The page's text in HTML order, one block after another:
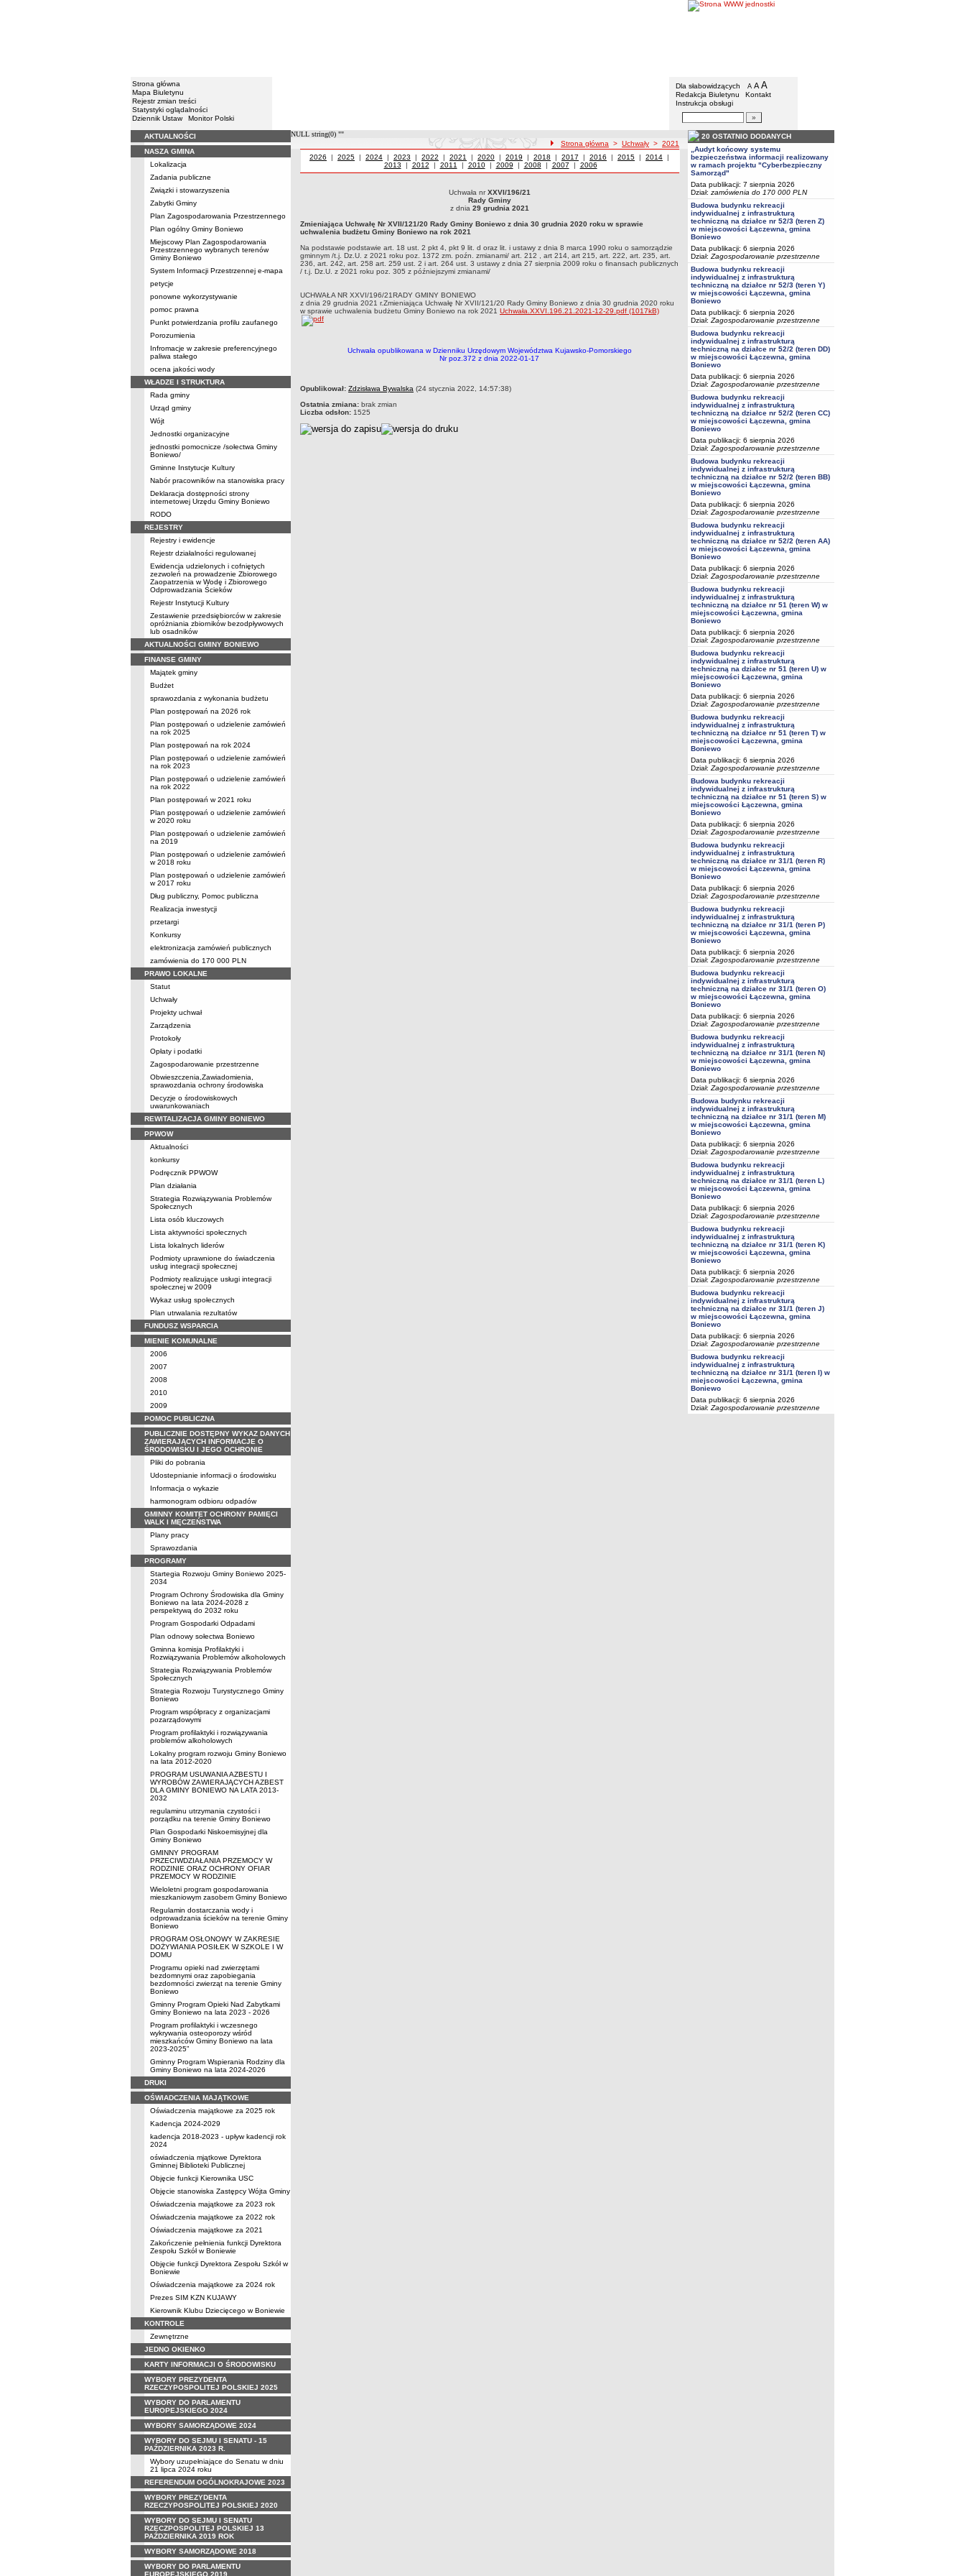
Strona główna
Mapa Biuletynu
Rejestr zmian treści
Statystyki oglądalności
Dziennik Ustaw
Monitor Polski
Urząd Gminy w Boniewie
Menu dodatkowe
Dla słabowidzących A pomniejsz czcionkę
A standardowy rozmiar czcionki
A
Redakcja Biuletynu
Kontakt
Instrukcja obsługi
Wyszukiwarka artykułów
Menu
AKTUALNOŚCI
NASZA GMINA
Lokalizacja
Zadania publiczne
Związki i stowarzyszenia
Zabytki Gminy
Plan Zagospodarowania Przestrzennego
Plan ogólny Gminy Boniewo
Miejscowy Plan Zagospodarowania
Przestrzennego wybranych terenów
Gminy Boniewo
System Informacji Przestrzennej e-mapa
petycje
ponowne wykorzystywanie
pomoc prawna
Punkt potwierdzania profilu zaufanego
Porozumienia
Infromacje w zakresie preferencyjnego
paliwa stałego
ocena jakości wody
WŁADZE I STRUKTURA
Rada gminy
Urząd gminy
Wójt
Jednostki organizacyjne
jednostki pomocnicze /sołectwa Gminy
Boniewo/
Gminne Instytucje Kultury
Nabór pracowników na stanowiska pracy
Deklaracja dostępności strony
internetowej Urzędu Gminy Boniewo
RODO
REJESTRY
Rejestry i ewidencje
Rejestr działalności regulowanej
Ewidencja udzielonych i cofniętych
zezwoleń na prowadzenie Zbiorowego
Zaopatrzenia w Wodę i Zbiorowego
Odprowadzania Ścieków
Rejestr Instytucji Kultury
Zestawienie przedsiębiorców w zakresie
opróżniania zbiorników bezodpływowych
lub osadników
AKTUALNOŚCI GMINY BONIEWO
FINANSE GMINY
Majątek gminy
Budżet
sprawozdania z wykonania budżetu
Plan postępowań na 2026 rok
Plan postępowań o udzielenie zamówień
na rok 2025
Plan postępowań na rok 2024
Plan postępowań o udzielenie zamówień
na rok 2023
Plan postępowań o udzielenie zamówień
na rok 2022
Plan postępowań w 2021 roku
Plan postępowań o udzielenie zamówień
w 2020 roku
Plan postępowań o udzielenie zamówień
na 2019
Plan postępowań o udzielenie zamówień
w 2018 roku
Plan postępowań o udzielenie zamówień
w 2017 roku
Dług publiczny, Pomoc publiczna
Realizacja inwestycji
przetargi
Konkursy
elektronizacja zamówień publicznych
zamówienia do 170 000 PLN
PRAWO LOKALNE
Statut
Uchwały
Projekty uchwał
Zarządzenia
Protokoły
Opłaty i podatki
Zagospodarowanie przestrzenne
Obwieszczenia,Zawiadomienia,
sprawozdania ochrony środowiska
Decyzje o środowiskowych
uwarunkowaniach
REWITALIZACJA GMINY BONIEWO
PPWOW
Aktualności
konkursy
Podręcznik PPWOW
Plan działania
Strategia Rozwiązywania Problemów
Społecznych
Lista osób kluczowych
Lista aktywności społecznych
Lista lokalnych liderów
Podmioty uprawnione do świadczenia
usług integracji społecznej
Podmioty realizujące usługi integracji
społecznej w 2009
Wykaz usług społecznych
Plan utrwalania rezultatów
FUNDUSZ WSPARCIA
MIENIE KOMUNALNE
2006
2007
2008
2010
2009
POMOC PUBLICZNA
PUBLICZNIE DOSTĘPNY WYKAZ DANYCH
ZAWIERAJĄCYCH INFORMACJE O
ŚRODOWISKU I JEGO OCHRONIE
Pliki do pobrania
Udostepnianie informacji o środowisku
Informacja o wykazie
harmonogram odbioru odpadów
GMINNY KOMITET OCHRONY PAMIĘCI
WALK I MĘCZEŃSTWA
Plany pracy
Sprawozdania
PROGRAMY
Startegia Rozwoju Gminy Boniewo 2025-
2034
Program Ochrony Środowiska dla Gminy
Boniewo na lata 2024-2028 z
perspektywą do 2032 roku
Program Gospodarki Odpadami
Plan odnowy sołectwa Boniewo
Gminna komisja Profilaktyki i
Rozwiązywania Problemów alkoholowych
Strategia Rozwiązywania Problemów
Społecznych
Strategia Rozwoju Turystycznego Gminy
Boniewo
Program współpracy z organizacjami
pozarządowymi
Program profilaktyki i rozwiązywania
problemów alkoholowych
Lokalny program rozwoju Gminy Boniewo
na lata 2012-2020
PROGRAM USUWANIA AZBESTU I
WYROBÓW ZAWIERAJĄCYCH AZBEST
DLA GMINY BONIEWO NA LATA 2013-
2032
regulaminu utrzymania czystości i
porządku na terenie Gminy Boniewo
Plan Gospodarki Niskoemisyjnej dla
Gminy Boniewo
GMINNY PROGRAM
PRZECIWDZIAŁANIA PRZEMOCY W
RODZINIE ORAZ OCHRONY OFIAR
PRZEMOCY W RODZINIE
Wieloletni program gospodarowania
mieszkaniowym zasobem Gminy Boniewo
Regulamin dostarczania wody i
odprowadzania ścieków na terenie Gminy
Boniewo
PROGRAM OSŁONOWY W ZAKRESIE
DOŻYWIANIA POSIŁEK W SZKOLE I W
DOMU
Programu opieki nad zwierzętami
bezdomnymi oraz zapobiegania
bezdomności zwierząt na terenie Gminy
Boniewo
Gminny Program Opieki Nad Zabytkami
Gminy Boniewo na lata 2023 - 2026
Program profilaktyki i wczesnego
wykrywania osteoporozy wśród
mieszkańców Gminy Boniewo na lata
2023-2025”
Gminny Program Wspierania Rodziny dla
Gminy Boniewo na lata 2024-2026
DRUKI
OŚWIADCZENIA MAJĄTKOWE
Oświadczenia majątkowe za 2025 rok
Kadencja 2024-2029
kadencja 2018-2023 - upływ kadencji rok
2024
oświadczenia mjątkowe Dyrektora
Gminnej Biblioteki Publicznej
Objęcie funkcji Kierownika USC
Objęcie stanowiska Zastępcy Wójta Gminy
Oświadczenia majątkowe za 2023 rok
Oświadczenia majątkowe za 2022 rok
Oświadczenia majątkowe za 2021
Zakończenie pełnienia funkcji Dyrektora
Zespołu Szkół w Boniewie
Objęcie funkcji Dyrektora Zespołu Szkół w
Boniewie
Oświadczenia majątkowe za 2024 rok
Prezes SIM KZN KUJAWY
Kierownik Klubu Dziecięcego w Boniewie
KONTROLE
Zewnętrzne
JEDNO OKIENKO
KARTY INFORMACJI O ŚRODOWISKU
WYBORY PREZYDENTA
RZECZYPOSPOLITEJ POLSKIEJ 2025
WYBORY DO PARLAMENTU
EUROPEJSKIEGO 2024
WYBORY SAMORZĄDOWE 2024
WYBORY DO SEJMU I SENATU - 15
PAŹDZIERNIKA 2023 R.
Wybory uzupełniające do Senatu w dniu
21 lipca 2024 roku
REFERENDUM OGÓLNOKRAJOWE 2023
WYBORY PREZYDENTA
RZECZYPOSPOLITEJ POLSKIEJ 2020
WYBORY DO SEJMU I SENATU
RZECZPOSPOLITEJ POLSKIEJ 13
PAŹDZIERNIKA 2019 ROK
WYBORY SAMORZĄDOWE 2018
WYBORY DO PARLAMENTU
EUROPEJSKIEGO 2019
NULL string(0) ""
ścieżka nawigacji
Strona główna > Uchwały > 2021
Uchwały z roku
2026 | Uchwały z roku
2025 | Uchwały z roku
2024 | Uchwały z roku
2023 | Uchwały z roku
2022 | Uchwały z roku
2021 | Uchwały z roku
2020 | Uchwały z roku
2019 | Uchwały z roku
2018 | Uchwały z roku
2017 | Uchwały z roku
2016 | Uchwały z roku
2015 | Uchwały z roku
2014 |
Uchwały z roku
2013 | Uchwały z roku
2012 | Uchwały z roku
2011 | Uchwały z roku
2010| Uchwały z roku
2009 | Uchwały z roku
2008 | Uchwały z roku
2007 | Uchwały z roku
2006
Uchwała nr XXVI/196/21Rady Gminyz dnia 29 grudnia 2021Zmieniająca Uchwałę Nr XVII/121/20 Rady Gminy Boniewo z dnia 30 grudnia 2020 roku w sprawie uchwalenia budżetu
Gminy Boniewo na rok 2021Na podstawie podstawie art. 18 ust. 2 pkt 4, pkt 9 lit. d oraz lit. i ustawy z dnia 8 marca 1990 roku o samorządzie gminnym /t.j. Dz.U. z 2021 roku poz.
1372 zm. poźn. zmianami/ art. 212 , art 214, art 215, art. 222, art. 235, art. 236, art. 242, art. 258 art. 259 ust. 2 i art. 264 ust. 3 ustawy z dnia 27 sierpnia 2009 roku o finansach
publicznych / t.j. Dz.U. z 2021 roku poz. 305 z późniejszymi zmianami/
Uchwała nrXXVI/196/21
Rady Gminy
z dnia 29 grudnia 2021
Zmieniająca Uchwałę Nr XVII/121/20 Rady Gminy Boniewo z dnia 30 grudnia 2020 roku w sprawie
uchwalenia budżetu Gminy Boniewo na rok 2021
Na podstawie podstawie art. 18 ust. 2 pkt 4, pkt 9 lit. d oraz lit. i ustawy z dnia 8 marca 1990 roku o samorządzie
gminnym /t.j. Dz.U. z 2021 roku poz. 1372 zm. poźn. zmianami/ art. 212 , art 214, art 215, art. 222, art. 235, art.
236, art. 242, art. 258 art. 259 ust. 2 i art. 264 ust. 3 ustawy z dnia 27 sierpnia 2009 roku o finansach publicznych
/ t.j. Dz.U. z 2021 roku poz. 305 z późniejszymi zmianami/
UCHWAŁA NR XXVI/196/21RADY GMINY BONIEWO
z dnia 29 grudnia 2021 r.Zmieniająca Uchwałę Nr XVII/121/20 Rady Gminy Boniewo z dnia 30 grudnia 2020 roku
w sprawie uchwalenia budżetu Gminy Boniewo na rok 2021 Uchwała.XXVI.196.21.2021-12-29.pdf (1017kB)
Uchwała opublikowana w Dzienniku Urzędowym Województwa Kujawsko-Pomorskiego
Nr poz.372 z dnia 2022-01-17
metryczka
Opublikował: Zdzisława Bywalska (24 stycznia 2022, 14:57:38)
Ostatnia zmiana: brak zmian
Liczba odsłon: 1525
20 OSTATNIO DODANYCH
„Audyt końcowy systemu
bezpieczeństwa informacji realizowany
w ramach projektu "Cyberbezpieczny
Samorząd"
Data publikacji: 7 sierpnia 2026
Dział: zamówienia do 170 000 PLN
Budowa budynku rekreacji
indywidualnej z infrastrukturą
techniczną na działce nr 52/3 (teren Z)
w miejscowości Łączewna, gmina
Boniewo
Data publikacji: 6 sierpnia 2026
Dział: Zagospodarowanie przestrzenne
Budowa budynku rekreacji
indywidualnej z infrastrukturą
techniczną na działce nr 52/3 (teren Y)
w miejscowości Łączewna, gmina
Boniewo
Data publikacji: 6 sierpnia 2026
Dział: Zagospodarowanie przestrzenne
Budowa budynku rekreacji
indywidualnej z infrastrukturą
techniczną na działce nr 52/2 (teren DD)
w miejscowości Łączewna, gmina
Boniewo
Data publikacji: 6 sierpnia 2026
Dział: Zagospodarowanie przestrzenne
Budowa budynku rekreacji
indywidualnej z infrastrukturą
techniczną na działce nr 52/2 (teren CC)
w miejscowości Łączewna, gmina
Boniewo
Data publikacji: 6 sierpnia 2026
Dział: Zagospodarowanie przestrzenne
Budowa budynku rekreacji
indywidualnej z infrastrukturą
techniczną na działce nr 52/2 (teren BB)
w miejscowości Łączewna, gmina
Boniewo
Data publikacji: 6 sierpnia 2026
Dział: Zagospodarowanie przestrzenne
Budowa budynku rekreacji
indywidualnej z infrastrukturą
techniczną na działce nr 52/2 (teren AA)
w miejscowości Łączewna, gmina
Boniewo
Data publikacji: 6 sierpnia 2026
Dział: Zagospodarowanie przestrzenne
Budowa budynku rekreacji
indywidualnej z infrastrukturą
techniczną na działce nr 51 (teren W) w
miejscowości Łączewna, gmina
Boniewo
Data publikacji: 6 sierpnia 2026
Dział: Zagospodarowanie przestrzenne
Budowa budynku rekreacji
indywidualnej z infrastrukturą
techniczną na działce nr 51 (teren U) w
miejscowości Łączewna, gmina
Boniewo
Data publikacji: 6 sierpnia 2026
Dział: Zagospodarowanie przestrzenne
Budowa budynku rekreacji
indywidualnej z infrastrukturą
techniczną na działce nr 51 (teren T) w
miejscowości Łączewna, gmina
Boniewo
Data publikacji: 6 sierpnia 2026
Dział: Zagospodarowanie przestrzenne
Budowa budynku rekreacji
indywidualnej z infrastrukturą
techniczną na działce nr 51 (teren S) w
miejscowości Łączewna, gmina
Boniewo
Data publikacji: 6 sierpnia 2026
Dział: Zagospodarowanie przestrzenne
Budowa budynku rekreacji
indywidualnej z infrastrukturą
techniczną na działce nr 31/1 (teren R)
w miejscowości Łączewna, gmina
Boniewo
Data publikacji: 6 sierpnia 2026
Dział: Zagospodarowanie przestrzenne
Budowa budynku rekreacji
indywidualnej z infrastrukturą
techniczną na działce nr 31/1 (teren P)
w miejscowości Łączewna, gmina
Boniewo
Data publikacji: 6 sierpnia 2026
Dział: Zagospodarowanie przestrzenne
Budowa budynku rekreacji
indywidualnej z infrastrukturą
techniczną na działce nr 31/1 (teren O)
w miejscowości Łączewna, gmina
Boniewo
Data publikacji: 6 sierpnia 2026
Dział: Zagospodarowanie przestrzenne
Budowa budynku rekreacji
indywidualnej z infrastrukturą
techniczną na działce nr 31/1 (teren N)
w miejscowości Łączewna, gmina
Boniewo
Data publikacji: 6 sierpnia 2026
Dział: Zagospodarowanie przestrzenne
Budowa budynku rekreacji
indywidualnej z infrastrukturą
techniczną na działce nr 31/1 (teren M)
w miejscowości Łączewna, gmina
Boniewo
Data publikacji: 6 sierpnia 2026
Dział: Zagospodarowanie przestrzenne
Budowa budynku rekreacji
indywidualnej z infrastrukturą
techniczną na działce nr 31/1 (teren L)
w miejscowości Łączewna, gmina
Boniewo
Data publikacji: 6 sierpnia 2026
Dział: Zagospodarowanie przestrzenne
Budowa budynku rekreacji
indywidualnej z infrastrukturą
techniczną na działce nr 31/1 (teren K)
w miejscowości Łączewna, gmina
Boniewo
Data publikacji: 6 sierpnia 2026
Dział: Zagospodarowanie przestrzenne
Budowa budynku rekreacji
indywidualnej z infrastrukturą
techniczną na działce nr 31/1 (teren J)
w miejscowości Łączewna, gmina
Boniewo
Data publikacji: 6 sierpnia 2026
Dział: Zagospodarowanie przestrzenne
Budowa budynku rekreacji
indywidualnej z infrastrukturą
techniczną na działce nr 31/1 (teren I) w
miejscowości Łączewna, gmina
Boniewo
Data publikacji: 6 sierpnia 2026
Dział: Zagospodarowanie przestrzenne